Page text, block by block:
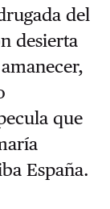
del
desierta
que
España.